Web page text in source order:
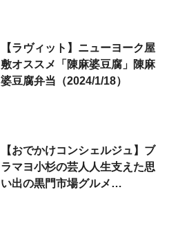
【ラヴィット】ニューヨーク屋
敷オススメ「陳麻婆豆腐」陳麻
婆豆腐弁当（2024/1/18）
【おでかけコンシェルジュ】ブ
ラマヨ小杉の芸人人生支えた思
い出の黒門市場グルメ